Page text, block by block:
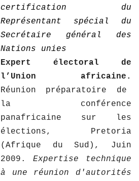
certification du
Représentant spécial du
Secrétaire général des
Nations unies
Expert électoral de
l’Union africaine.
Réunion préparatoire de
la conférence
panafricaine sur les
élections, Pretoria
(Afrique du Sud), Juin
2009. Expertise technique
à une réunion d'autorités